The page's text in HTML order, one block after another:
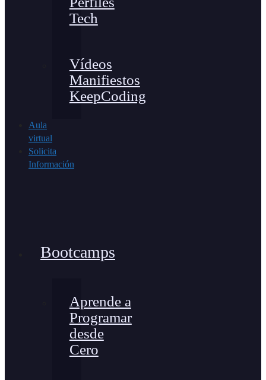
Tech
Vídeos
Manifiestos
KeepCoding
Aula
virtual
Solicita
Información
Bootcamps
Aprende a
Programar
desde
Cero